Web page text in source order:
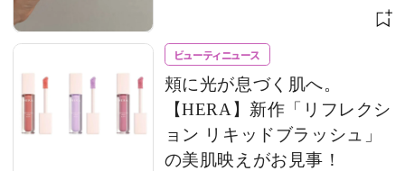
ビューティニュース
頬に光が息づく肌へ。
【HERA】新作「リフレクシ
ョン リキッドブラッシュ」
の美肌映えがお見事！